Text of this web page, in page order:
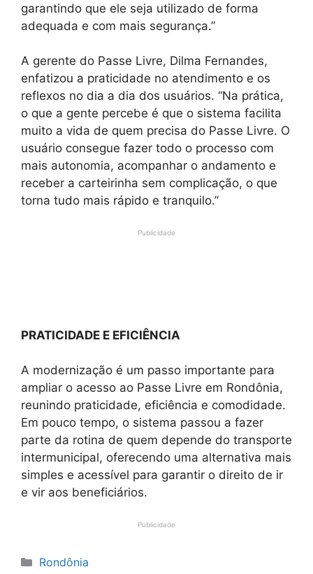
garantindo que ele seja utilizado de forma
adequada e com mais segurança.”
A gerente do Passe Livre, Dilma Fernandes,
enfatizou a praticidade no atendimento e os
reflexos no dia a dia dos usuários. “Na prática,
o que a gente percebe é que o sistema facilita
muito a vida de quem precisa do Passe Livre. O
usuário consegue fazer todo o processo com
mais autonomia, acompanhar o andamento e
receber a carteirinha sem complicação, o que
torna tudo mais rápido e tranquilo.”
Publicidade
PRATICIDADE E EFICIÊNCIA
A modernização é um passo importante para
ampliar o acesso ao Passe Livre em Rondônia,
reunindo praticidade, eficiência e comodidade.
Em pouco tempo, o sistema passou a fazer
parte da rotina de quem depende do transporte
intermunicipal, oferecendo uma alternativa mais
simples e acessível para garantir o direito de ir
e vir aos beneficiários.
Publicidade
Categorias
Rondônia